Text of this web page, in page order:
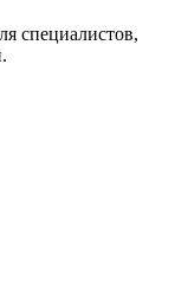
специалистов,